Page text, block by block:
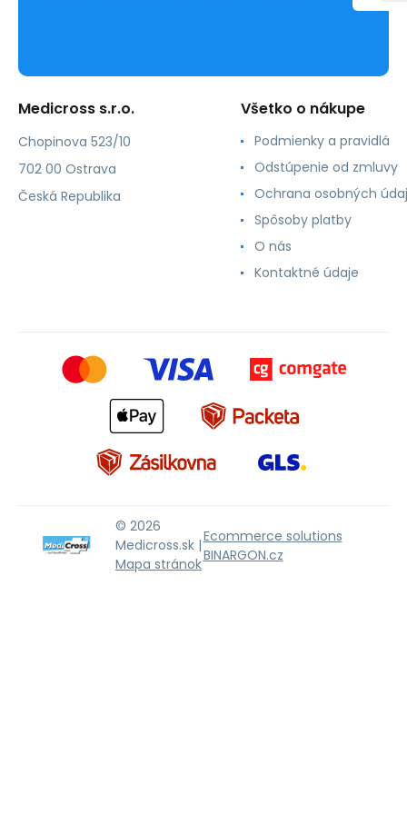
Medicross s.r.o.
Chopinova 523/10
702 00 Ostrava
Česká Republika
Všetko o nákupe
Podmienky a pravidlá
Odstúpenie od zmluvy
Ochrana osobných
Spôsoby platby
O nás
Kontaktné údaje
© 2026
Medicross.sk |
Mapa stránok
Ecommerce solutions
BINARGON.cz